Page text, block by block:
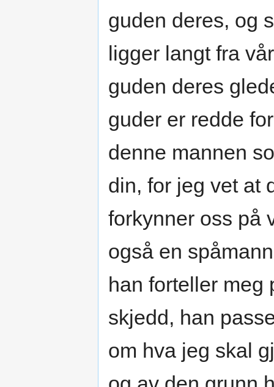
guden deres, og
ligger langt fra
guden deres
guder er redde
denne mannen
din, for jeg vet at
forkynner oss på
også en
han forteller meg
skjedd, han
om hva jeg skal